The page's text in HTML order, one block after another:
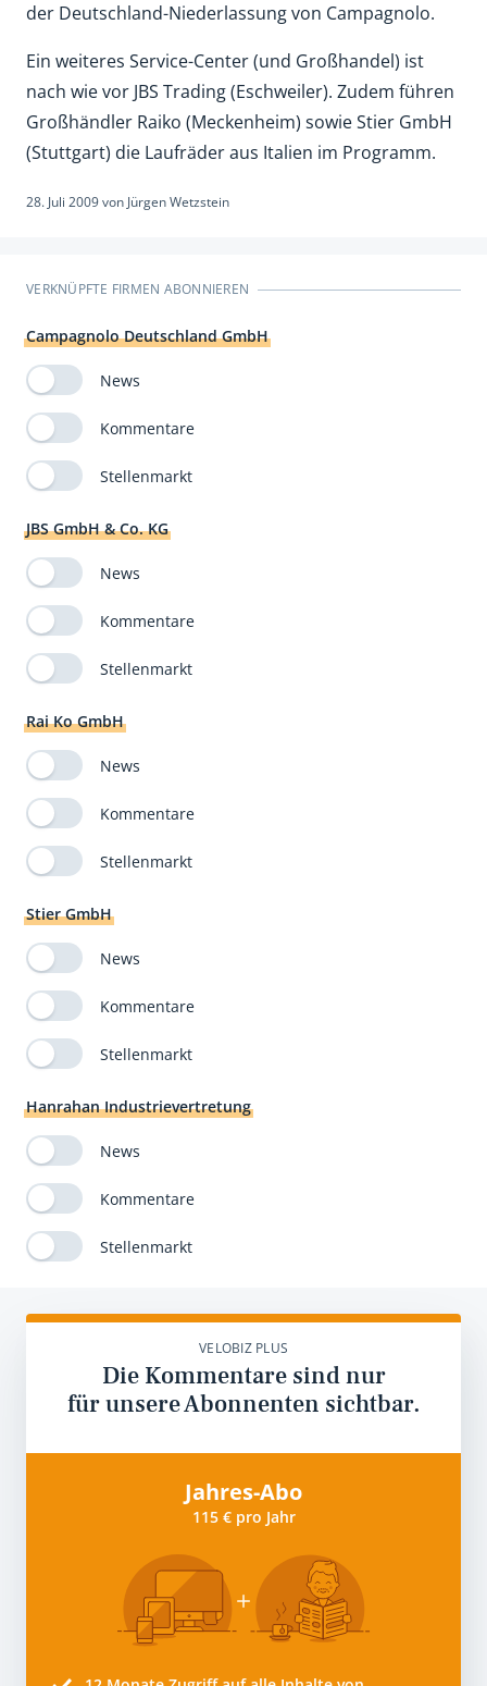
der Deutschland-Niederlassung von Campagnolo.
Ein weiteres Service-Center (und Großhandel) ist
nach wie vor JBS Trading (Eschweiler). Zudem führen
Großhändler Raiko (Meckenheim) sowie Stier GmbH
(Stuttgart) die Laufräder aus Italien im Programm.
28. Juli 2009von Jürgen Wetzstein
VERKNÜPFTE FIRMEN ABONNIEREN
Campagnolo Deutschland GmbH
News
Kommentare
Stellenmarkt
JBS GmbH & Co. KG
News
Kommentare
Stellenmarkt
Rai Ko GmbH
News
Kommentare
Stellenmarkt
Stier GmbH
News
Kommentare
Stellenmarkt
Hanrahan Industrievertretung
News
Kommentare
Stellenmarkt
VELOBIZ PLUS
Die Kommentare sind nur
für unsere Abonnenten sichtbar.
Jahres-Abo
115 € pro Jahr